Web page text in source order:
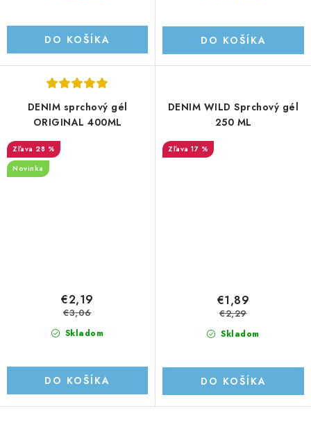
DO KOŠÍKA DO KOŠÍKA
DENIM sprchový gél
ORIGINAL 400ML
28 %
Novinka
Skladom
€2,19
€3,06
DO KOŠÍKA
DENIM WILD Sprchový gél
250 ML
17 %
Skladom
€1,89
€2,29
DO KOŠÍKA